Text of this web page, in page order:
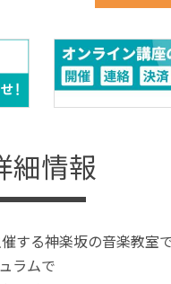
細情報
する神楽坂の音楽教室
ラムで